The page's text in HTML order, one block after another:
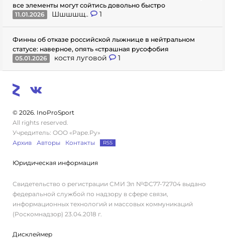
все элементы могут сойтись довольно быстро
11.01.2026
Шшшшщ.. 1
Финны об отказе российской лыжнице в нейтральном
статусе: наверное, опять «страшная русофобия
05.01.2026
костя луговой 1
© 2026. InoProSport
All rights reserved.
Учредитель: ООО «Раре.Ру»
Архив
Авторы Контакты RSS
Юридическая информация
Свидетельство о регистрации СМИ Эл №ФС77-72704 выдано
федеральной службой по надзору в сфере связи,
информационных технологий и массовых коммуникаций
(Роскомнадзор) 23.04.2018 г.
Дисклеймер